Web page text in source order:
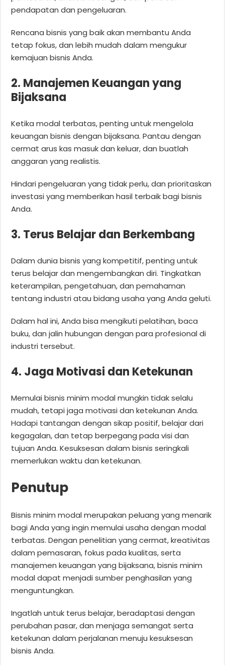
pendapatan dan pengeluaran.
Rencana bisnis yang baik akan membantu Anda
tetap fokus, dan lebih mudah dalam mengukur
kemajuan bisnis Anda.
2. Manajemen Keuangan yang
Bijaksana
Ketika modal terbatas, penting untuk mengelola
keuangan bisnis dengan bijaksana. Pantau dengan
cermat arus kas masuk dan keluar, dan buatlah
anggaran yang realistis.
Hindari pengeluaran yang tidak perlu, dan prioritaskan
investasi yang memberikan hasil terbaik bagi bisnis
Anda.
3. Terus Belajar dan Berkembang
Dalam dunia bisnis yang kompetitif, penting untuk
terus belajar dan mengembangkan diri. Tingkatkan
keterampilan, pengetahuan, dan pemahaman
tentang industri atau bidang usaha yang Anda geluti.
Dalam hal ini, Anda bisa mengikuti pelatihan, baca
buku, dan jalin hubungan dengan para profesional di
industri tersebut.
4. Jaga Motivasi dan Ketekunan
Memulai bisnis minim modal mungkin tidak selalu
mudah, tetapi jaga motivasi dan ketekunan Anda.
Hadapi tantangan dengan sikap positif, belajar dari
kegagalan, dan tetap berpegang pada visi dan
tujuan Anda. Kesuksesan dalam bisnis seringkali
memerlukan waktu dan ketekunan.
Penutup
Bisnis minim modal merupakan peluang yang menarik
bagi Anda yang ingin memulai usaha dengan modal
terbatas. Dengan penelitian yang cermat, kreativitas
dalam pemasaran, fokus pada kualitas, serta
manajemen keuangan yang bijaksana, bisnis minim
modal dapat menjadi sumber penghasilan yang
menguntungkan.
Ingatlah untuk terus belajar, beradaptasi dengan
perubahan pasar, dan menjaga semangat serta
ketekunan dalam perjalanan menuju kesuksesan
bisnis Anda.